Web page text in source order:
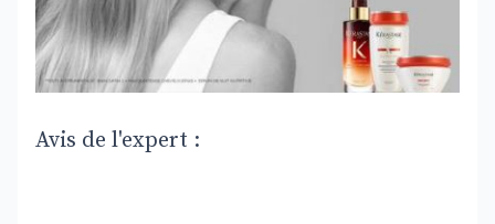
Avis de l'expert :